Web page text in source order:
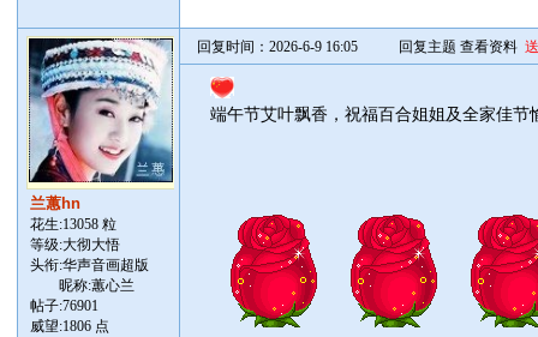
兰蕙hn
花生:13058 粒
等级:大彻大悟
头衔:华声音画超版
昵称:蕙心兰
帖子:76901
威望:1806 点
回复时间：2026-6-9 16:05 回复主题 查看资料
端午节艾叶飘香，祝福百合姐姐及全家佳